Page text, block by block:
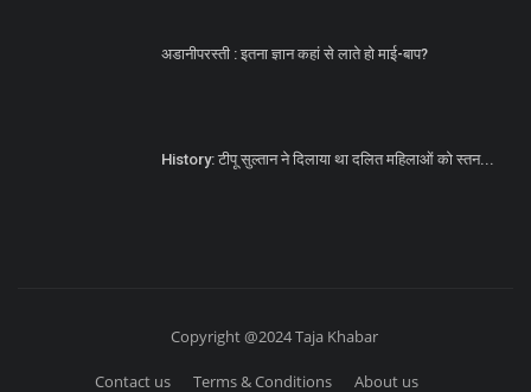
अडानीपरस्ती : इतना ज्ञान कहां से लाते हो माई-बाप?
History: टीपू सुल्तान ने दिलाया था दलित महिलाओं को स्तन...
Copyright @2024 Taja Khabar
Contact us Terms & Conditions About us